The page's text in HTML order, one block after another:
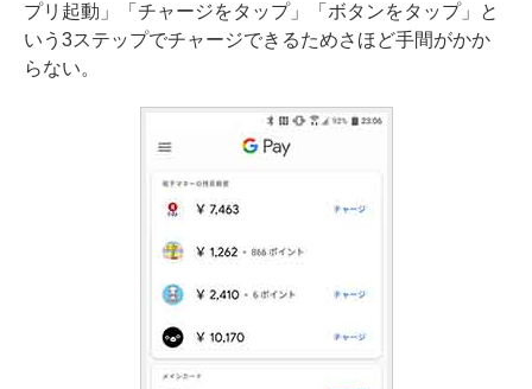
プリ起動」「チャージをタップ」「ボタンをタップ」と
いう3ステップでチャージできるためさほど手間がかか
らない。